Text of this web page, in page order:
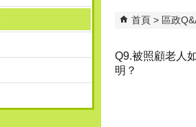
首頁 區政
Q9.被照顧老人
明？